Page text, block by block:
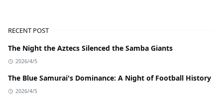
RECENT POST
The Night the Aztecs Silenced the Samba Giants
2026/4/5
The Blue Samurai's Dominance: A Night of Football History
2026/4/5